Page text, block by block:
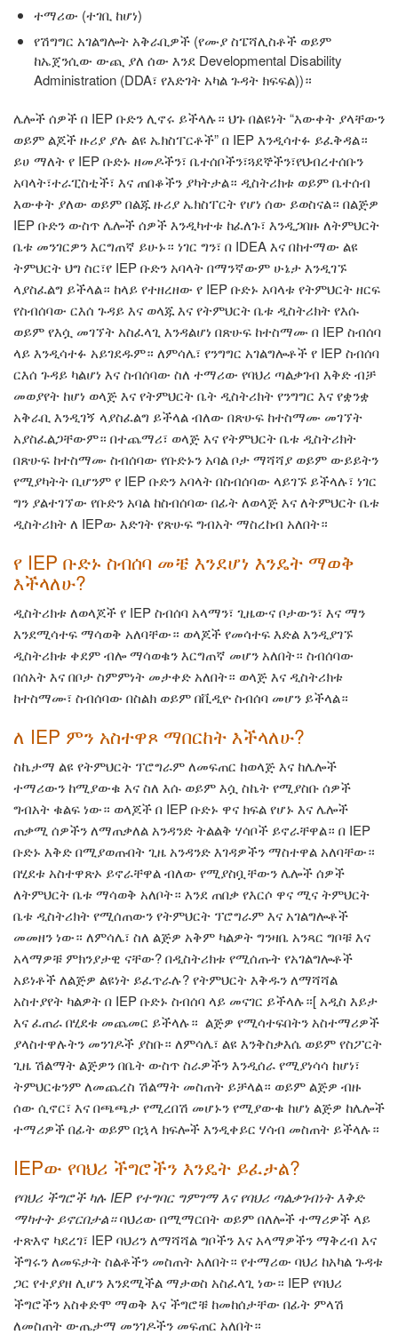
ተማሪው (ተገቢ ከሆነ)
የሽግግር አገልግሎት አቅራቢዎች (የሙያ ስፔሻሊስቶች ወይም
ከኤጀንሲው ውጪ ያለ ሰው እንደ Developmental Disability
Administration (DDA፣ የእድገት አካል ጉዳት ክፍፍል))።
ሌሎች ሰዎች በ IEP ቡድን ሊኖሩ ይችላሉ። ህጉ በልዩነት “እውቀት ያላቸውን
ወይም ልጆች ዙሪያ ያሉ ልዩ ኤክስፐርቶች” በ IEP እንዲሳተፉ ይፈቅዳል።
ይሀ ማለት የ IEP ቡድኑ ዘመዶችን፣ ቤተሰቦችን፣ጓደኞችን፣የህብረተሰቡን
አባላት፣ተራፒስቲች፣ እና ጠበቆችን ያካትታል። ዲስትሪክቱ ወይም ቤተሰብ
እውቀት ያለው ወይም በልጁ ዙሪያ ኤክስፐርት የሆነ ሰው ይወስናል። በልጅዎ
IEP ቡድን ውስጥ ሌሎች ሰዎች እንዲካተቱ ከፈለጉ፣ እንዲጋበዙ ለትምህርት
ቤቱ መንገርዎን እርግጠኛ ይሁኑ። ነገር ግን፣ በ IDEA እና በከተማው ልዩ
ትምህርት ህግ ስር፣የ IEP ቡድን አባላት በማንኛውም ሁኔታ እንዲገኙ
ላያስፈልግ ይችላል። ከላይ የተዘረዘው የ IEP ቡድኑ አባላቱ የትምህርት ዘርፍ
የስብሰባው ርእሰ ጉዳይ እና ወላጁ እና የትምህርት ቤቱ ዲስትሪክት የእሱ
ወይም የእሷ መገኘት አስፈላጊ እንዳልሆነ በጽሁፍ ከተስማሙ በ IEP ስብሰባ
ላይ እንዲሳተፉ አይገደዱም። ለምሳሌ፣ የንግግር አገልግሎቶች የ IEP ስብሰባ
ርእሰ ጉዳይ ካልሆነ እና ስብሰባው ስለ ተማሪው የባህሪ ጣልቃገብ እቅድ ብቻ
መወያየት ከሆነ ወላጅ እና የትምህርት ቤት ዲስትሪክት የንግግር እና የቋንቋ
አቅራቢ እንዲገኝ ላያስፈልግ ይችላል ብለው በጽሁፍ ከተስማሙ መገኘት
አያስፈልጋቸውም። በተጨማሪ፣ ወላጅ እና የትምህርት ቤቱ ዲስትሪክት
በጽሁፍ ከተስማሙ ስብሰባው የቡድኑን አባል ቦታ ማሻሻያ ወይም ውይይትን
የሚያካትት ቢሆንም የ IEP ቡድን አባላት በስብሰባው ላይገኙ ይችላሉ፣ ነገር
ግን ያልተገኘው የቡድን አባል ከስብሰባው በፊት ለወላጅ እና ለትምህርት ቤቱ
ዲስትሪክት ለ IEPው እድገት የጽሁፍ ግብአት ማስረከብ አለበት።
የ IEP ቡድኑ ስብሰባ መቼ እንደሆነ እንዴት ማወቅ
እችላለሁ?
ዲስትሪክቱ ለወላጆች የ IEP ስብሰባ አላማን፣ ጊዜውና ቦታውን፣ እና ማን
እንደሚሳተፍ ማሳወቅ አለባቸው። ወላጆች የመሳተፍ እድል እንዲያገኙ
ዲስትሪክቱ ቀደም ብሎ ማሳወቁን እርግጠኛ መሆን አለበት። ስብሰባው
በሰአት እና በቦታ ስምምነት መታቀድ አለበት። ወላጅ እና ዲስትሪክቱ
ከተስማሙ፣ ስብሰባው በስልክ ወይም በቪዲዮ ስብሰባ መሆን ይችላል።
ለ IEP ምን አስተዋጾ ማበርከት እችላለሁ?
ስኬታማ ልዩ የትምህርት ፕሮግራም ለመፍጠር ከወላጅ እና ከሌሎች
ተማሪውን ከሚያውቁ እና ስለ እሱ ወይም እሷ ስኬት የሚያስቡ ሰዎች
ግብአት ቁልፍ ነው። ወላጆች በ IEP ቡድኑ ዋና ክፍል የሆኑ እና ሌሎች
ጠቃሚ ሰዎችን ለማጠቃለል አንዳንድ ትልልቅ ሃሳቦች ይኖራቸዋል። በ IEP
ቡድኑ እቅድ በሚያወጡበት ጊዜ አንዳንድ እገዳዎችን ማስተዋል አለባቸው።
በሂደቱ አስተዋጽኦ ይኖራቸዋል ብለው የሚያስቧቸውን ሌሎች ሰዎች
ለትምህርት ቤቱ ማሳወቅ አለቦት። እንደ ጠበቃ የእርሶ ዋና ሚና ትምህርት
ቤቱ ዲስትሪክት የሚሰጠውን የትምህርት ፕሮግራም እና አገልግሎቶች
መመዘን ነው። ለምሳሌ፣ ስለ ልጅዎ አቅም ካልዎት ግንዛቤ አንጻር ግቦቹ እና
አላማዎቹ ምክንያታዊ ናቸው? በዲስትሪክቱ የሚሰጡት የአገልግሎቶች
አይነቶች ለልጅዎ ልዩነት ይፈጥራሉ? የትምህርት እቅዱን ለማሻሻል
አስተያየት ካልዎት በ IEP ቡድኑ ስብሰባ ላይ መናገር ይችላሉ።[ አዲስ እይታ
እና ፈጠራ በሂደቱ መጨመር ይችላሉ። ልጅዎ የሚሳተፍበትን አስተማሪዎች
ያላስተዋሉትን መንገዶች ያስቡ። ለምሳሌ፣ ልዩ እንቅስቃእሴ ወይም የስፖርት
ጊዜ ሽልማት ልጅዎን በቤት ውስጥ ስራዎችን እንዲሰራ የሚያነሳሳ ከሆነ፣
ትምህርቱንም ለመጨረስ ሽልማት መስጠት ይቻላል። ወይም ልጅዎ ብዙ
ሰው ሲኖር፣ እና በጫጫታ የሚረበሽ መሆኑን የሚያውቁ ከሆነ ልጅዎ ከሌሎች
ተማሪዎች በፊት ወይም በኋላ ክፍሎች እንዲቀይር ሃሳብ መስጠት ይችላሉ።
IEPው የባህሪ ችግሮችን እንዴት ይፈታል?
የባህሪ ችግሮች ካሉ IEP የተግባር ግምገማ እና የባህሪ ጣልቃገብነት እቅድ
ማካተት ይኖርበታል።ባህሪው በሚማርበት ወይም በለሎች ተማሪዎች ላይ
ተጽእኖ ካደረገ፣ IEP ባህሪን ለማሻሻል ግቦችን እና አላማዎችን ማቅረብ እና
ችግሩን ለመፍታት ስልቶችን መስጠት አለበት። የተማሪው ባህሪ ከአካል ጉዳቱ
ጋር የተያያዘ ሊሆን እንደሚችል ማታወስ አስፈላጊ ነው። IEP የባህሪ
ችግሮችን አስቀድሞ ማወቅ እና ችግሮቹ ከመከሰታቸው በፊት ምላሽ
ለመስጠት ውጤታማ መንገዶችን መፍጠር አለበት።